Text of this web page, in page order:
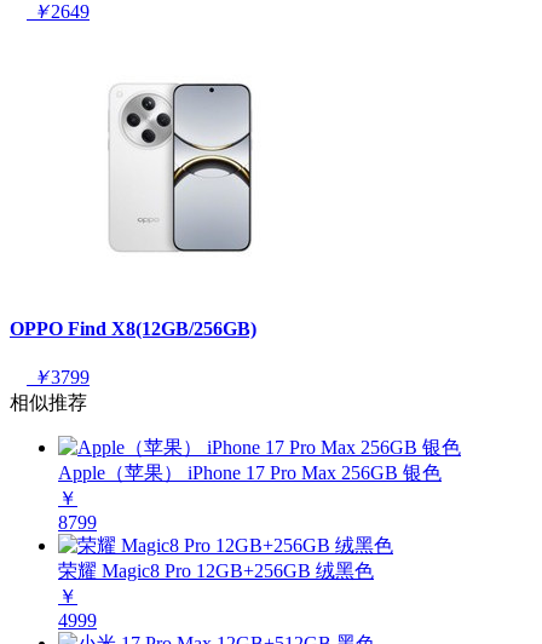
￥2649
OPPO Find X8(12GB/256GB)
￥3799
相似推荐
Apple（苹果） iPhone 17 Pro Max 256GB 银色
￥
8799
荣耀 Magic8 Pro 12GB+256GB 绒黑色
￥
4999